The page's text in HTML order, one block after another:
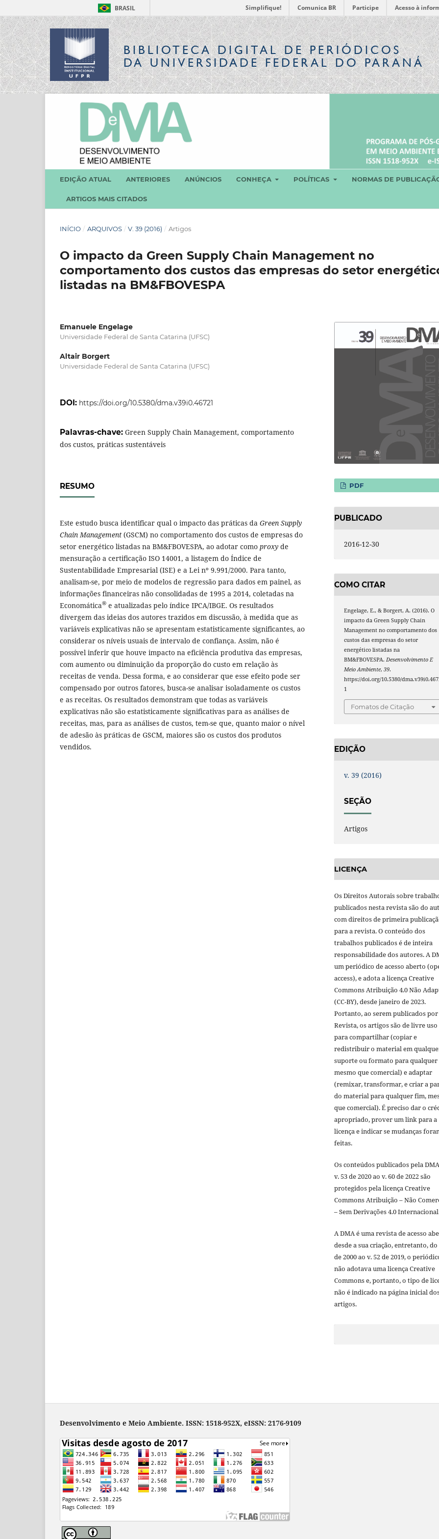
BRASIL Simplifique! Comunica BR Participe Acesso à
BIBLIOTECA DIGITALDE PERIÓDICOS
DA UNIVERSIDADE FEDERAL DO PARANÁ
EDIÇÃO ATUAL ANTERIORES ANÚNCIOS CONHEÇA POLÍTICAS NORMAS DE
ARTIGOS MAIS CITADOS
INÍCIO / ARQUIVOS / V. 39 (2016) / Artigos
O impacto da Green Supply Chain Management no
comportamento dos custos das empresas do setor
listadas na BM&FBOVESPA
Emanuele Engelage
Universidade Federal de Santa Catarina (UFSC)
Altair Borgert
Universidade Federal de Santa Catarina (UFSC)
DOI: https://doi.org/10.5380/dma.v39i0.46721
Palavras-chave: Green Supply Chain Management, comportamento
dos custos, práticas sustentáveis
RESUMO
Este estudo busca identificar qual o impacto das práticas da Green Supply
Chain Management (GSCM) no comportamento dos custos de empresas do
setor energético listadas na BM&FBOVESPA, ao adotar como proxy de
mensuração a certificação ISO 14001, a listagem do Índice de
Sustentabilidade Empresarial (ISE) e a Lei nº 9.991/2000. Para tanto,
analisam-se, por meio de modelos de regressão para dados em painel, as
informações financeiras não consolidadas de 1995 a 2014, coletadas na
Economática® e atualizadas pelo índice IPCA/IBGE. Os resultados
divergem das ideias dos autores trazidos em discussão, à medida que as
variáveis explicativas não se apresentam estatisticamente significantes, ao
considerar os níveis usuais de intervalo de confiança. Assim, não é
possível inferir que houve impacto na eficiência produtiva das empresas,
com aumento ou diminuição da proporção do custo em relação às
receitas de venda. Dessa forma, e ao considerar que esse efeito pode ser
compensado por outros fatores, busca-se analisar isoladamente os custos
e as receitas. Os resultados demonstram que todas as variáveis
explicativas não são estatisticamente significativas para as análises de
receitas, mas, para as análises de custos, tem-se que, quanto maior o nível
de adesão às práticas de GSCM, maiores são os custos dos produtos
vendidos.
PDF
PUBLICADO
2016-12-30
COMO CITAR
Engelage, E., & Borgert, A. (2016). O
impacto da Green Supply Chain
Management no comportamento dos
custos das empresas do setor
energético listadas na
BM&FBOVESPA.Desenvolvimento E
Meio Ambiente,39.
https://doi.org/10.5380/
1
Fomatos de Citação
EDIÇÃO
v. 39 (2016)
SEÇÃO
Artigos
LICENÇA
Os Direitos Autorais sobre
publicados nesta revista são do
com direitos de primeira
para a revista. O conteúdo dos
trabalhos publicados é de inteira
responsabilidade dos autores. A
um periódico de acesso aberto
access), e adota a licença Creative
Commons Atribuição 4.0 Não
(CC-BY), desde janeiro de 2023.
Portanto, ao serem publicados por
Revista, os artigos são de livre uso
para compartilhar (copiar e
redistribuir o material em
suporte ou formato para
mesmo que comercial) e adaptar
(remixar, transformar, e criar a
do material para qualquer fim,
que comercial). É preciso dar o
apropriado, prover um link para a
licença e indicar se mudanças
feitas.
Os conteúdos publicados pela
v. 53 de 2020 ao v. 60 de 2022 são
protegidos pela licença Creative
Commons Atribuição – Não
– Sem Derivações 4.0
A DMA é uma revista de acesso
desde a sua criação, entretanto, do
de 2000 ao v. 52 de 2019, o
não adotava uma licença Creative
Commons e, portanto, o tipo de
não é indicado na página inicial
artigos.
Desenvolvimento e Meio Ambiente. ISSN: 1518-952X, eISSN: 2176-9109